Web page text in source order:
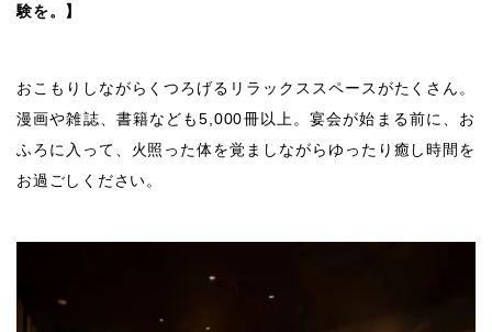
験を。】
おこもりしながらくつろげるリラックススペースがたくさん。
漫画や雑誌、書籍なども5,000冊以上。宴会が始まる前に、お
ふろに入って、火照った体を覚ましながらゆったり癒し時間を
お過ごしください。